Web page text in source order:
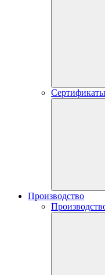
Сертификаты
Производство